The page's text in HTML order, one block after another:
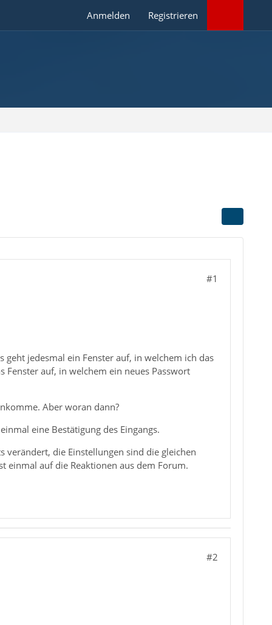
Anmelden Registrieren
#1
jedesmal ein Fenster auf, in welchem ich das
Fenster auf, in welchem ein neues Passwort
Aber woran dann?
eine Bestätigung des Eingangs.
verändert, die Einstellungen sind die gleichen
einmal auf die Reaktionen aus dem Forum.
#2